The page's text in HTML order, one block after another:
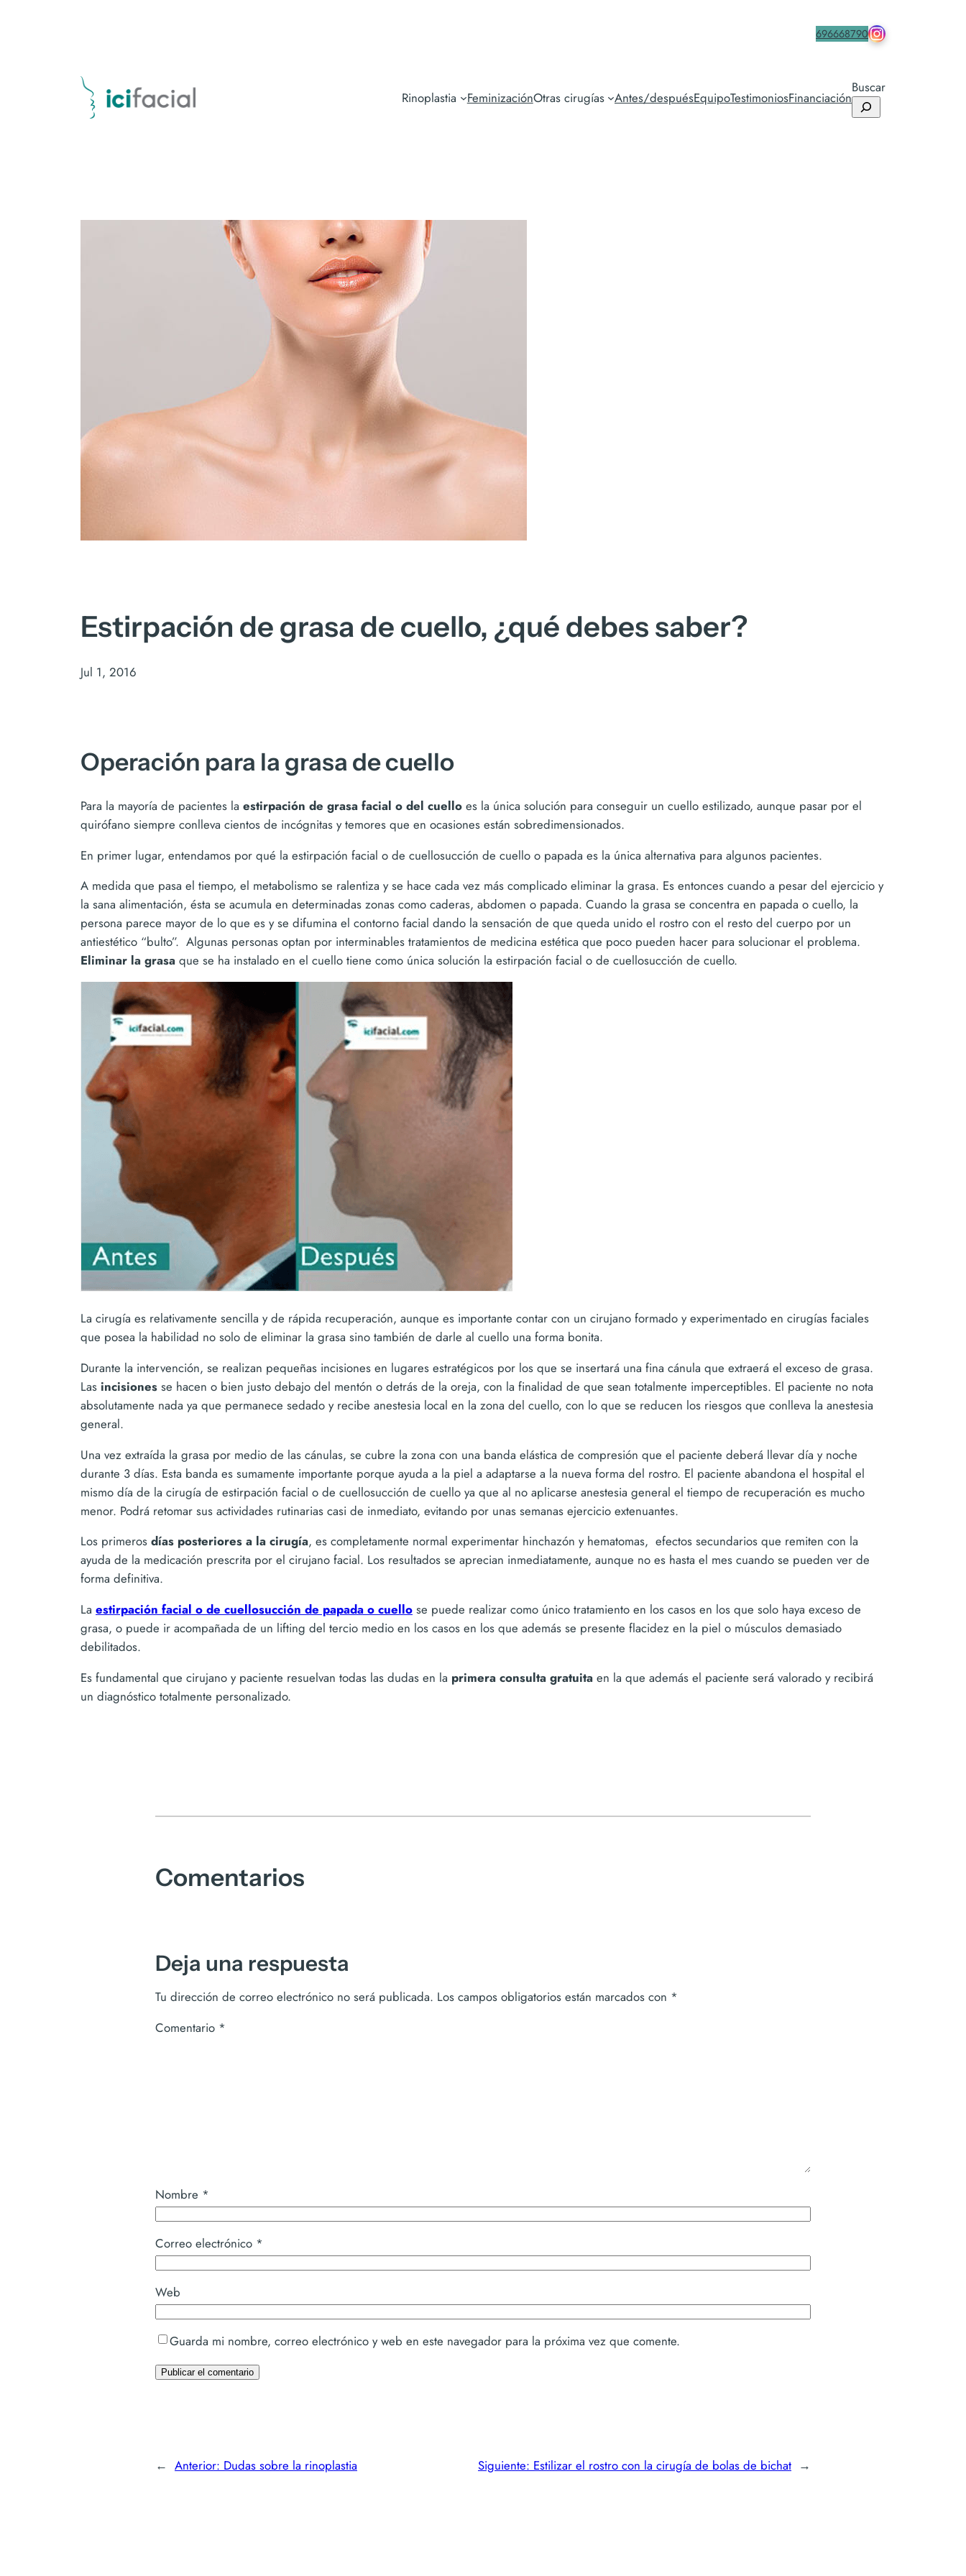
696668790
Rinoplastia FeminizaciónOtras cirugías Antes/despuésEquipoTestimoniosFinanciación
Buscar
Estirpación de grasa de cuello, ¿qué debes saber?
Jul 1, 2016
Operación para la grasa de cuello
Para la mayoría de pacientes la estirpación de grasa facial o del cuello es la única solución para conseguir un cuello estilizado, aunque pasar por el
quirófano siempre conlleva cientos de incógnitas y temores que en ocasiones están sobredimensionados.
En primer lugar, entendamos por qué la estirpación facial o de cuellosucción de cuello o papada es la única alternativa para algunos pacientes.
A medida que pasa el tiempo, el metabolismo se ralentiza y se hace cada vez más complicado eliminar la grasa. Es entonces cuando a pesar del ejercicio y
la sana alimentación, ésta se acumula en determinadas zonas como caderas, abdomen o papada. Cuando la grasa se concentra en papada o cuello, la
persona parece mayor de lo que es y se difumina el contorno facial dando la sensación de que queda unido el rostro con el resto del cuerpo por un
antiestético “bulto”. Algunas personas optan por interminables tratamientos de medicina estética que poco pueden hacer para solucionar el problema.
Eliminar la grasa que se ha instalado en el cuello tiene como única solución la estirpación facial o de cuellosucción de cuello.
La cirugía es relativamente sencilla y de rápida recuperación, aunque es importante contar con un cirujano formado y experimentado en cirugías faciales
que posea la habilidad no solo de eliminar la grasa sino también de darle al cuello una forma bonita.
Durante la intervención, se realizan pequeñas incisiones en lugares estratégicos por los que se insertará una fina cánula que extraerá el exceso de grasa.
Las incisiones se hacen o bien justo debajo del mentón o detrás de la oreja, con la finalidad de que sean totalmente imperceptibles. El paciente no nota
absolutamente nada ya que permanece sedado y recibe anestesia local en la zona del cuello, con lo que se reducen los riesgos que conlleva la anestesia
general.
Una vez extraída la grasa por medio de las cánulas, se cubre la zona con una banda elástica de compresión que el paciente deberá llevar día y noche
durante 3 días. Esta banda es sumamente importante porque ayuda a la piel a adaptarse a la nueva forma del rostro. El paciente abandona el hospital el
mismo día de la cirugía de estirpación facial o de cuellosucción de cuello ya que al no aplicarse anestesia general el tiempo de recuperación es mucho
menor. Podrá retomar sus actividades rutinarias casi de inmediato, evitando por unas semanas ejercicio extenuantes.
Los primeros días posteriores a la cirugía, es completamente normal experimentar hinchazón y hematomas, efectos secundarios que remiten con la
ayuda de la medicación prescrita por el cirujano facial. Los resultados se aprecian inmediatamente, aunque no es hasta el mes cuando se pueden ver de
forma definitiva.
La estirpación facial o de cuellosucción de papada o cuello se puede realizar como único tratamiento en los casos en los que solo haya exceso de
grasa, o puede ir acompañada de un lifting del tercio medio en los casos en los que además se presente flacidez en la piel o músculos demasiado
debilitados.
Es fundamental que cirujano y paciente resuelvan todas las dudas en la primera consulta gratuita en la que además el paciente será valorado y recibirá
un diagnóstico totalmente personalizado.
Comentarios
Deja una respuesta
Tu dirección de correo electrónico no será publicada. Los campos obligatorios están marcados con *
Comentario *
Nombre *
Correo electrónico *
Web
Guarda mi nombre, correo electrónico y web en este navegador para la próxima vez que comente.
← Anterior: Dudas sobre la rinoplastia Siguiente: Estilizar el rostro con la cirugía de bolas de bichat →